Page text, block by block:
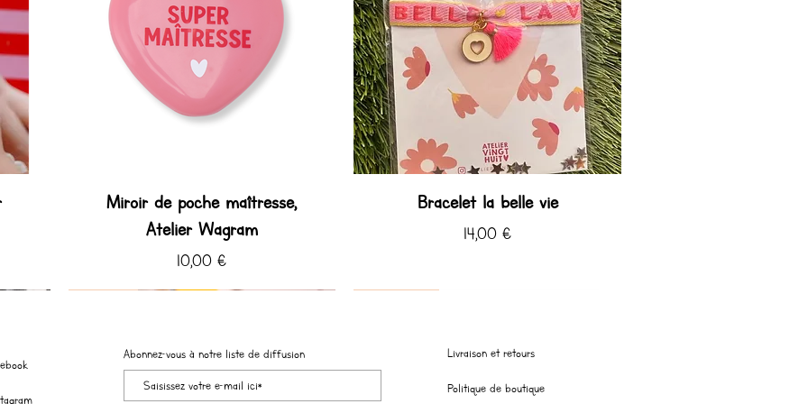
Miroir de poche maîtresse,
Atelier Wagram
Prix
10,00 €
Bracelet la belle vie
Prix
14,00 €
Abonnez-vous à notre liste de diffusion Livraison et retours
Politique de boutique